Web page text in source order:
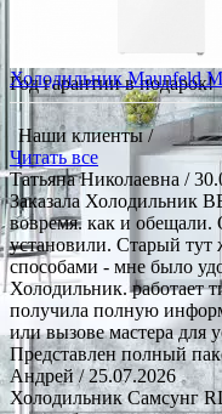
Год гарантии в подарок!
Холодильник Maunfeld
Наши клиенты /
Читать все
Татьяна Николаевна /
Заказала Холодильник
вовремя. как и обещали.
установили. Старый
способами - мне было
Холодильник. работает
получила полную
или вызове мастера для
Представлен полный
Андрей/ 25.07.2026
Холодильник Самсунг